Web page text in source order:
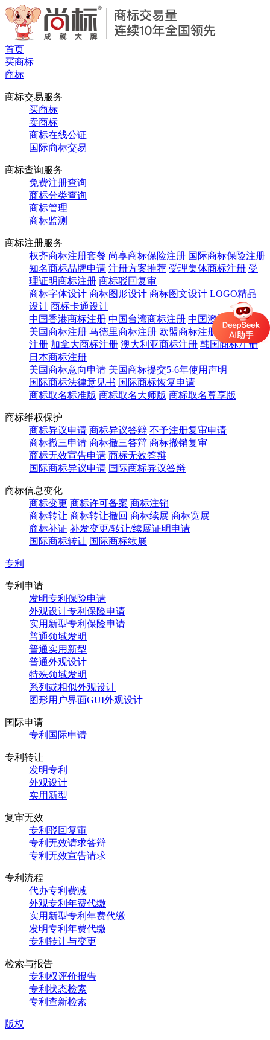
首页
买商标
商标
商标交易服务
买商标
卖商标
商标在线公证
国际商标交易
商标查询服务
免费注册查询
商标分类查询
商标管理
商标监测
商标注册服务
权齐商标注册套餐 尚享商标保险注册 国际商标保险注册
知名商标品牌申请 注册方案推荐 受理集体商标注册 受
理证明商标注册 商标驳回复审
商标字体设计 商标图形设计 商标图文设计 LOGO精品
设计 商标卡通设计
中国香港商标注册 中国台湾商标注册 中国澳门商标注册
美国商标注册 马德里商标注册 欧盟商标注册
英国商标
注册 加拿大商标注册 澳大利亚商标注册 韩国商标注册
日本商标注册
美国商标意向申请 美国商标提交5-6年使用声明
国际商标法律意见书 国际商标恢复申请
商标取名标准版 商标取名大师版 商标取名尊享版
商标维权保护
商标异议申请 商标异议答辩 不予注册复审申请
商标撤三申请 商标撤三答辩 商标撤销复审
商标无效宣告申请 商标无效答辩
国际商标异议申请 国际商标异议答辩
商标信息变化
商标变更 商标许可备案 商标注销
商标转让 商标转让撤回 商标续展 商标宽展
商标补证 补发变更/转让/续展证明申请
国际商标转让 国际商标续展
专利
专利申请
发明专利保险申请
外观设计专利保险申请
实用新型专利保险申请
普通领域发明
普通实用新型
普通外观设计
特殊领域发明
系列或相似外观设计
图形用户界面GUI外观设计
国际申请
专利国际申请
专利转让
发明专利
外观设计
实用新型
复审无效
专利驳回复审
专利无效请求答辩
专利无效宣告请求
专利流程
代办专利费减
外观专利年费代缴
实用新型专利年费代缴
发明专利年费代缴
专利转让与变更
检索与报告
专利权评价报告
专利状态检索
专利查新检索
版权